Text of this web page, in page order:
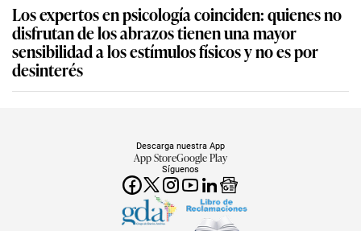
Los expertos en psicología coinciden: quienes no
disfrutan de los abrazos tienen una mayor
sensibilidad a los estímulos físicos y no es por
desinterés
Síguenos
Descarga nuestra App
App StoreGoogle Play